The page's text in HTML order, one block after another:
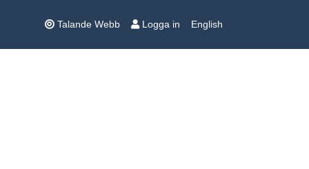
Talande Webb Logga in English